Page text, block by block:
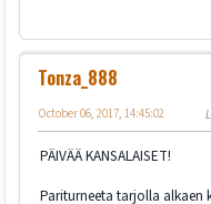
Tonza_888
October 06, 2017, 14:45:02
PÄIVÄÄ KANSALAISET!
Pariturneeta tarjolla alkaen